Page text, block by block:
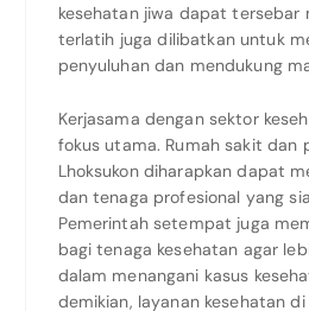
kesehatan jiwa dapat tersebar
terlatih juga dilibatkan untuk
penyuluhan dan mendukung
Kerjasama dengan sektor
fokus utama. Rumah sakit dan
Lhoksukon diharapkan dapat
dan tenaga profesional yang
Pemerintah setempat juga
bagi tenaga kesehatan agar
dalam menangani kasus
demikian, layanan kesehatan